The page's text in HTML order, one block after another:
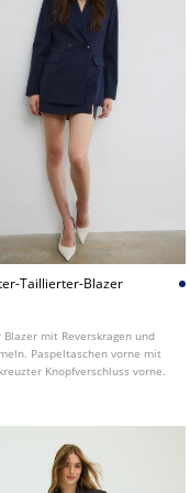
Taillierter-Blazer
mit Reverskragen und
Paspeltaschen vorne mit
Knopfverschluss vorne.